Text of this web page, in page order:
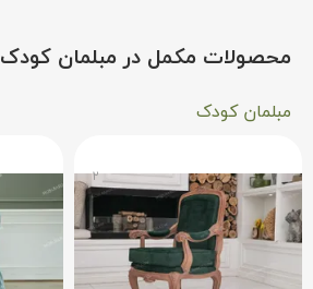
محصولات مکمل در مبلمان کودک
مبلمان کودک
۲